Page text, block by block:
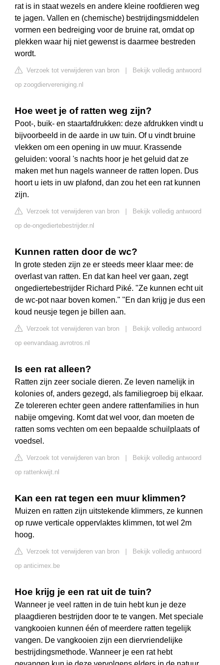
rat is in staat wezels en andere kleine roofdieren weg
te jagen. Vallen en (chemische) bestrijdingsmiddelen
vormen een bedreiging voor de bruine rat, omdat op
plekken waar hij niet gewenst is daarmee bestreden
wordt.
Verzoek tot verwijderen van bron
Bekijk volledig antwoord
op zoogdiervereniging.nl
Hoe weet je of ratten weg zijn?
Poot-, buik- en staartafdrukken: deze afdrukken vindt u
bijvoorbeeld in de aarde in uw tuin. Of u vindt bruine
vlekken om een opening in uw muur. Krassende
geluiden: vooral 's nachts hoor je het geluid dat ze
maken met hun nagels wanneer de ratten lopen. Dus
hoort u iets in uw plafond, dan zou het een rat kunnen
zijn.
Verzoek tot verwijderen van bron
Bekijk volledig antwoord
op de-ongediertebestrijder.nl
Kunnen ratten door de wc?
In grote steden zijn ze er steeds meer klaar mee: de
overlast van ratten. En dat kan heel ver gaan, zegt
ongediertebestrijder Richard Piké. "Ze kunnen echt uit
de wc-pot naar boven komen." "En dan krijg je dus een
koud neusje tegen je billen aan.
Verzoek tot verwijderen van bron
Bekijk volledig antwoord
op eenvandaag.avrotros.nl
Is een rat alleen?
Ratten zijn zeer sociale dieren. Ze leven namelijk in
kolonies of, anders gezegd, als familiegroep bij elkaar.
Ze tolereren echter geen andere rattenfamilies in hun
nabije omgeving. Komt dat wel voor, dan moeten de
ratten soms vechten om een bepaalde schuilplaats of
voedsel.
Verzoek tot verwijderen van bron
Bekijk volledig antwoord
op rattenkwijt.nl
Kan een rat tegen een muur klimmen?
Muizen en ratten zijn uitstekende klimmers, ze kunnen
op ruwe verticale oppervlaktes klimmen, tot wel 2m
hoog.
Verzoek tot verwijderen van bron
Bekijk volledig antwoord
op anticimex.be
Hoe krijg je een rat uit de tuin?
Wanneer je veel ratten in de tuin hebt kun je deze
plaagdieren bestrijden door te te vangen. Met speciale
vangkooien kunnen één of meerdere ratten tegelijk
vangen. De vangkooien zijn een diervriendelijke
bestrijdingsmethode. Wanneer je een rat hebt